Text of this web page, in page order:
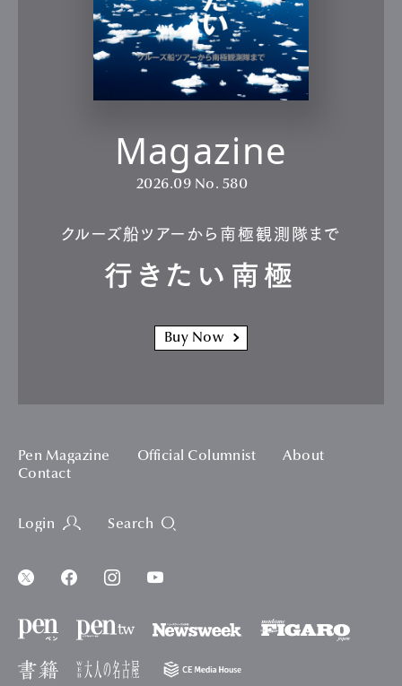
Magazine
2026.09 No. 580
クルーズ船ツアーから南極観測隊まで
行きたい南極
Buy Now
Pen Magazine Official Columnist
About
Contact
Login Search